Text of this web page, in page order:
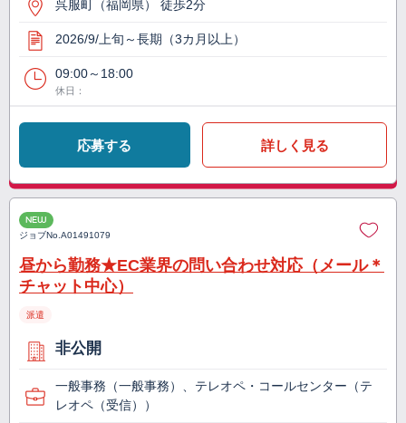
呉服町（福岡県） 徒歩2分
2026/9/上旬～長期（3カ月以上）
09:00～18:00
休日：
応募する 詳しく見る
NEW
ジョブNo.A01491079
昼から勤務★EC業界の問い合わせ対応（メール＊
チャット中心）
派遣
非公開
一般事務（一般事務）、テレオペ・コールセンター（テ
レオペ（受信））